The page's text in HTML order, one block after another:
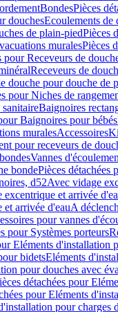
BondesPièces
douchesEcoulements de
de plain-piedPièces
muralesPièces
pour Receveurs de
Receveurs de
douche pour douche de
pour Niches de
Baignoires
Baignoires pour bébés
muralesAccessoires
pour receveurs de
Vannes
bondePièces détachées
d52Avec vidage
excentrique et arrivée
arrivée d'eauA
pour vannes
pour Systèmes porteurs
Eléments d'installation
bidetsEléments
pour douches avec
détachées pour
pour Eléments
pour charges